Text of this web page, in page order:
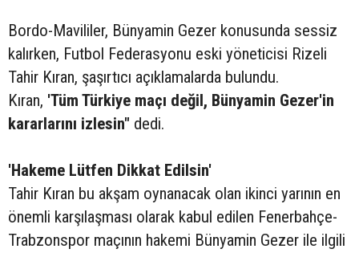
Bordo-Mavililer, Bünyamin Gezer konusunda sessiz
kalırken, Futbol Federasyonu eski yöneticisi Rizeli
Tahir Kıran, şaşırtıcı açıklamalarda bulundu.
Kıran, 'Tüm Türkiye maçı değil, Bünyamin Gezer'in
kararlarını izlesin" dedi.
'Hakeme Lütfen Dikkat Edilsin'
Tahir Kıran bu akşam oynanacak olan ikinci yarının en
önemli karşılaşması olarak kabul edilen Fenerbahçe-
Trabzonspor maçının hakemi Bünyamin Gezer ile ilgili